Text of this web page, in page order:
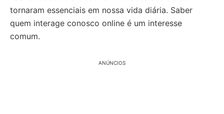
tornaram essenciais em nossa vida diária. Saber
quem interage conosco online é um interesse
comum.
ANÚNCIOS